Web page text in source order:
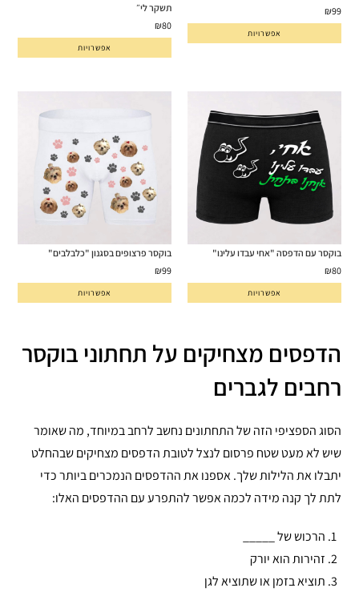
₪99
אפשרויות
תשקר לי״
₪80
אפשרויות
בוקסר עם הדפסה "אחי עבדו עלינו"
₪80
אפשרויות
בוקסר פרצופים בסגנון "כלבלבים"
₪99
אפשרויות
הדפסים מצחיקים על תחתוני בוקסר
רחבים לגברים
הסוג הספציפי הזה של התחתונים נחשב לרחב במיוחד, מה שאומר
שיש לא מעט שטח פרסום לנצל לטובת הדפסים מצחיקים שבהחלט
יתבלו את הלילות שלך. אספנו את ההדפסים הנמכרים ביותר כדי
לתת לך קנה מידה לכמה אפשר להתפרע עם ההדפסים האלו:
הרכוש של _____
זהירות הוא יורק
תוציא בזמן או שתוציא לגן